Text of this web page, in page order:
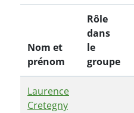
Nom et
prénom
Rôle
dans
le
groupe
Laurence
Cretegny